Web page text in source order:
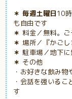
＊ 毎週土曜日10
も自由です
＊ 料金／無料。
＊ 場所／『かご
＊ 駐車場／地下
＊ その他
・お好きな飲み
・会話を強いる
す